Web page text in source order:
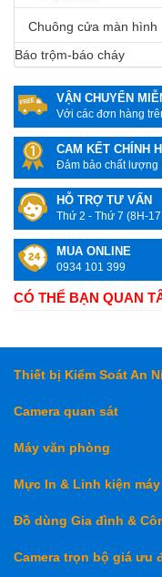
Chuông cửa màn hình
Báo trộm-báo cháy
VẬN CHUYỂN
Với các đơn hàng
CAM KẾT CHÍNH
Đảm bảo chất lượng
HỖ TRỢ TƯ VẤN
Thứ 2 - Thứ 7 (8H-
MUA ONLINE
0934 101 399
CÓ THỂ BẠN QUAN
Thiết bị Kiểm Soát An
Camera quan sát
Máy văn phòng
Mực In & Linh kiện
Đồ dùng Gia đình &
Camera trọn bộ giá ưu